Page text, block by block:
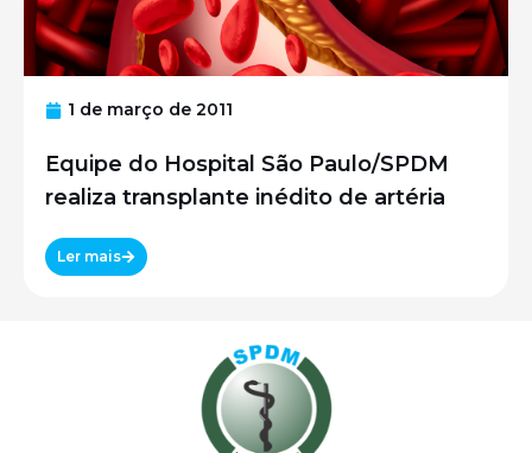
1 de março de 2011
Equipe do Hospital São Paulo/SPDM
realiza transplante inédito de artéria
Ler mais